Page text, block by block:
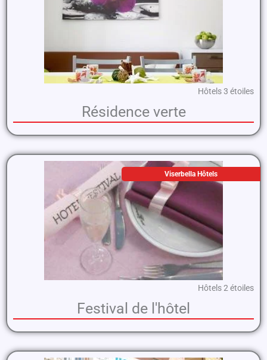
Hôtels 3 étoiles
Résidence verte
Viserbella Hôtels
Hôtels 2 étoiles
Festival de l'hôtel